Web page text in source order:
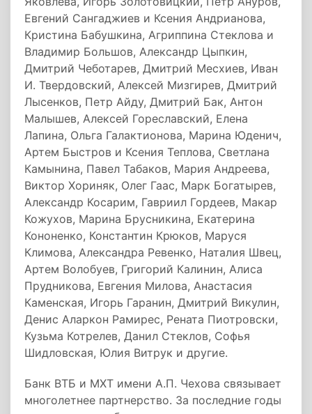
Евгений Сангаджиев и Ксения Андрианова,
Кристина Бабушкина, Агриппина Стеклова и
Владимир Большов, Александр Цыпкин,
Дмитрий Чеботарев, Дмитрий Месхиев, Иван
И. Твердовский, Алексей Мизгирев, Дмитрий
Лысенков, Петр Айду, Дмитрий Бак, Антон
Малышев, Алексей Гореславский, Елена
Лапина, Ольга Галактионова, Марина Юденич,
Артем Быстров и Ксения Теплова, Светлана
Камынина, Павел Табаков, Мария Андреева,
Виктор Хориняк, Олег Гаас, Марк Богатырев,
Александр Косарим, Гавриил Гордеев, Макар
Кожухов, Марина Брусникина, Екатерина
Кононенко, Константин Крюков, Маруся
Климова, Александра Ревенко, Наталия Швец,
Артем Волобуев, Григорий Калинин, Алиса
Прудникова, Евгения Милова, Анастасия
Каменская, Игорь Гаранин, Дмитрий Викулин,
Денис Аларкон Рамирес, Рената Пиотровски,
Кузьма Котрелев, Данил Стеклов, Софья
Шидловская, Юлия Витрук и другие.
Банк ВТБ и МХТ имени А.П. Чехова связывает
многолетнее партнерство. За последние годы